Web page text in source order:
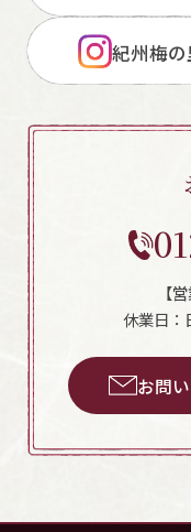
紀州梅
【
休業日：
お問